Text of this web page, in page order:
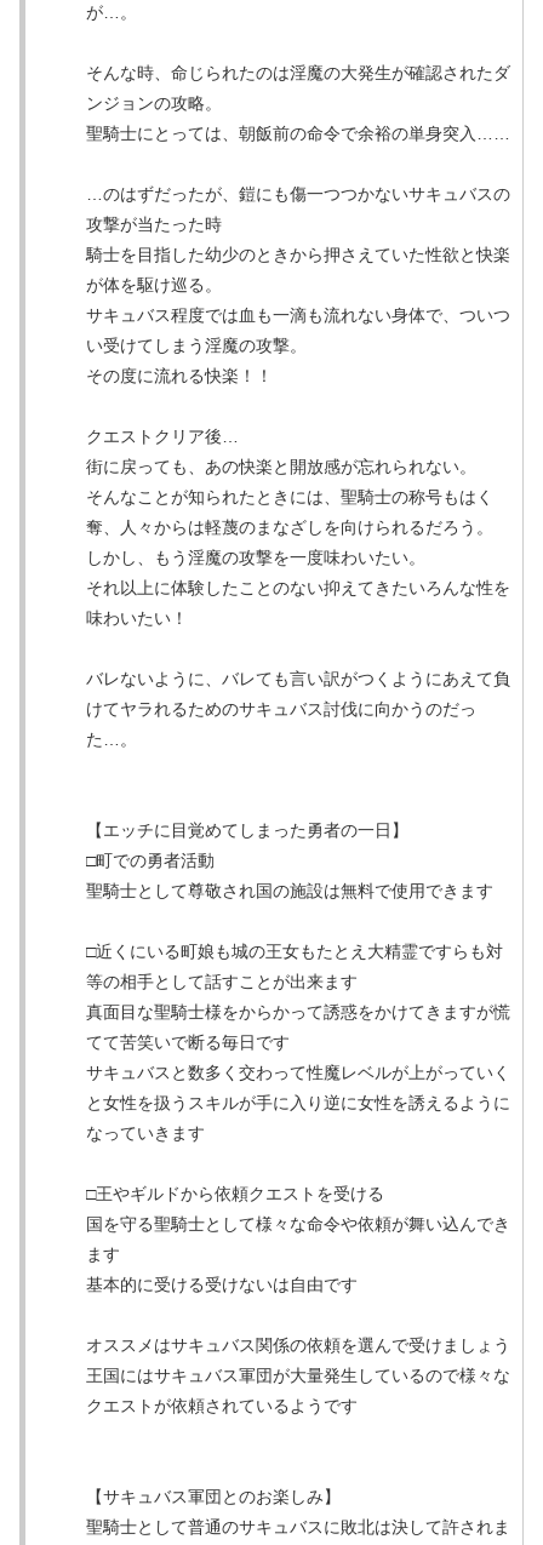
が…。
そんな時、命じられたのは淫魔の大発生が確認されたダ
ンジョンの攻略。
聖騎士にとっては、朝飯前の命令で余裕の単身突入……
…のはずだったが、鎧にも傷一つつかないサキュバスの
攻撃が当たった時
騎士を目指した幼少のときから押さえていた性欲と快楽
が体を駆け巡る。
サキュバス程度では血も一滴も流れない身体で、ついつ
い受けてしまう淫魔の攻撃。
その度に流れる快楽！！
クエストクリア後…
街に戻っても、あの快楽と開放感が忘れられない。
そんなことが知られたときには、聖騎士の称号もはく
奪、人々からは軽蔑のまなざしを向けられるだろう。
しかし、もう淫魔の攻撃を一度味わいたい。
それ以上に体験したことのない抑えてきたいろんな性を
味わいたい！
バレないように、バレても言い訳がつくようにあえて負
けてヤラれるためのサキュバス討伐に向かうのだっ
た…。
【エッチに目覚めてしまった勇者の一日】
□町での勇者活動
聖騎士として尊敬され国の施設は無料で使用できます
□近くにいる町娘も城の王女もたとえ大精霊ですらも対
等の相手として話すことが出来ます
真面目な聖騎士様をからかって誘惑をかけてきますが慌
てて苦笑いで断る毎日です
サキュバスと数多く交わって性魔レベルが上がっていく
と女性を扱うスキルが手に入り逆に女性を誘えるように
なっていきます
□王やギルドから依頼クエストを受ける
国を守る聖騎士として様々な命令や依頼が舞い込んでき
ます
基本的に受ける受けないは自由です
オススメはサキュバス関係の依頼を選んで受けましょう
王国にはサキュバス軍団が大量発生しているので様々な
クエストが依頼されているようです
【サキュバス軍団とのお楽しみ】
聖騎士として普通のサキュバスに敗北は決して許されま